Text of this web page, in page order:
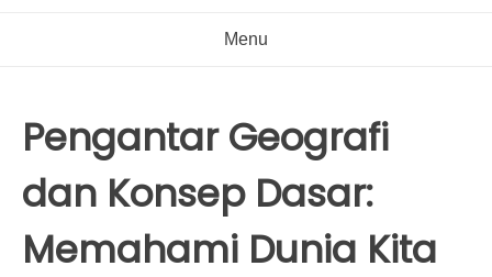
Menu
Pengantar Geografi
dan Konsep Dasar:
Memahami Dunia Kita